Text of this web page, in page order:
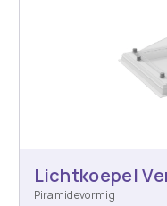
Lichtkoepel
Piramidevormig